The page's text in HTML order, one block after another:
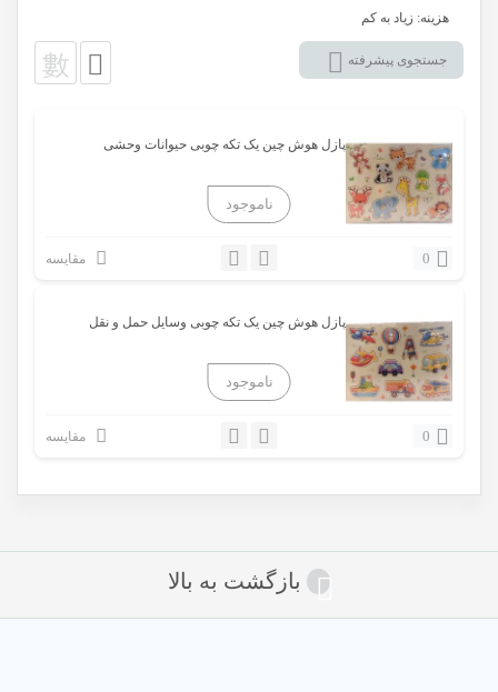
هزینه: زیاد به کم
جستجوی پیشرفته
پازل هوش چین یک تکه چوبی حیوانات وحشی
0 مقایسه
پازل هوش چین یک تکه چوبی وسایل حمل و نقل
0 مقایسه
بازگشت به بالا